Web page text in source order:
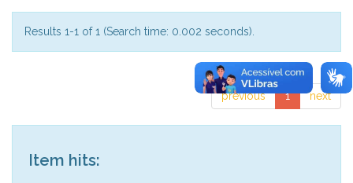
Results 1-1 of 1 (Search time: 0.002 seconds).
previous 1 next
Item hits: